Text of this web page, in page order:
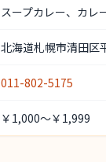
スープカレー、カレ
北海道札幌市清田区
011-802-5175
￥1,000～￥1,999